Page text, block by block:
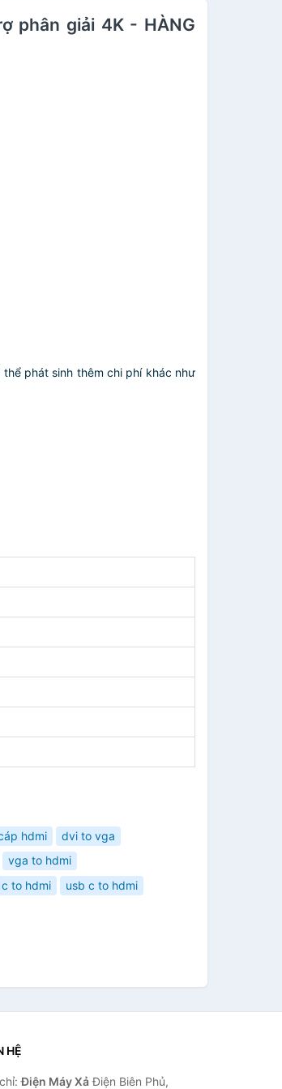
phân giải 4K - HÀNG
phát sinh thêm chi phí khác như
hdmi
dvi to vga
vga to hdmi
c to hdmi
usb c to hdmi
HỆ
Điện Máy XảĐiện Biên Phủ,